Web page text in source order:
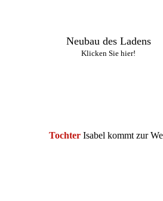
Neubau des Ladens
Klicken Sie hier!
Tochter Isabel kommt zur